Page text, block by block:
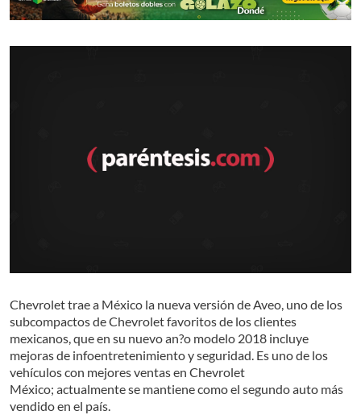
Chevrolet trae a México la nueva versión de Aveo, uno de los
subcompactos de Chevrolet favoritos de los clientes
mexicanos, que en su nuevo an?o modelo 2018 incluye
mejoras de infoentretenimiento y seguridad. Es uno de los
vehículos con mejores ventas en Chevrolet
México; actualmente se mantiene como el segundo auto más
vendido en el país.